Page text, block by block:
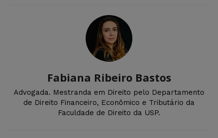
Fabiana Ribeiro Bastos
Advogada. Mestranda em Direito pelo Departamento
de Direito Financeiro, Econômico e Tributário da
Faculdade de Direito da USP.